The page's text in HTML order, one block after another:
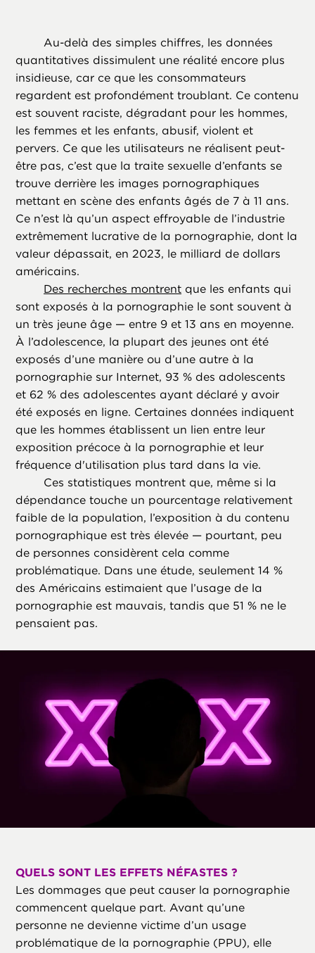
Au-delà des simples chiffres, les données
quantitatives dissimulent une réalité encore plus
insidieuse, car ce que les consommateurs
regardent est profondément troublant. Ce contenu
est souvent raciste, dégradant pour les hommes,
les femmes et les enfants, abusif, violent et
pervers. Ce que les utilisateurs ne réalisent peut-
être pas, c’est que la traite sexuelle d’enfants se
trouve derrière les images pornographiques
mettant en scène des enfants âgés de 7 à 11 ans.
Ce n’est là qu’un aspect effroyable de l’industrie
extrêmement lucrative de la pornographie, dont la
valeur dépassait, en 2023, le milliard de dollars
américains.
Des recherches montrent que les enfants qui
sont exposés à la pornographie le sont souvent à
un très jeune âge — entre 9 et 13 ans en moyenne.
À l’adolescence, la plupart des jeunes ont été
exposés d’une manière ou d’une autre à la
pornographie sur Internet, 93 % des adolescents
et 62 % des adolescentes ayant déclaré y avoir
été exposés en ligne. Certaines données indiquent
que les hommes établissent un lien entre leur
exposition précoce à la pornographie et leur
fréquence d'utilisation plus tard dans la vie.
Ces statistiques montrent que, même si la
dépendance touche un pourcentage relativement
faible de la population, l’exposition à du contenu
pornographique est très élevée — pourtant, peu
de personnes considèrent cela comme
problématique. Dans une étude, seulement 14 %
des Américains estimaient que l’usage de la
pornographie est mauvais, tandis que 51 % ne le
pensaient pas.
QUELS SONT LES EFFETS NÉFASTES ?
Les dommages que peut causer la pornographie
commencent quelque part. Avant qu’une
personne ne devienne victime d’un usage
problématique de la pornographie (PPU), elle